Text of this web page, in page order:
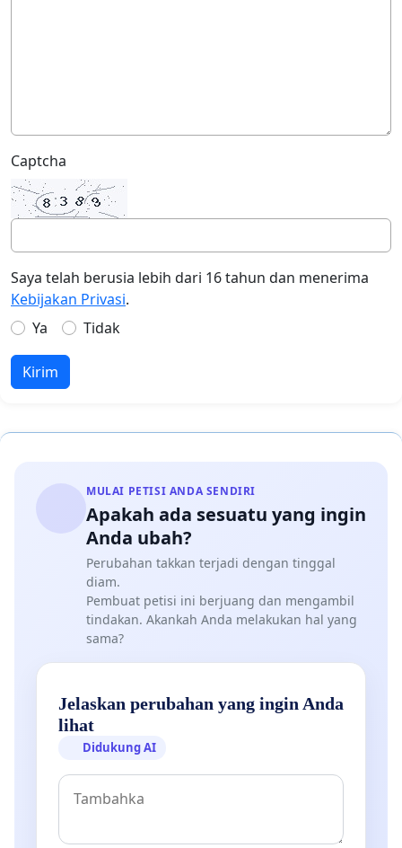
Captcha
Saya telah berusia lebih dari 16 tahun dan menerima
Kebijakan Privasi.
Ya
Tidak
Kirim
MULAI PETISI ANDA SENDIRI
Apakah ada sesuatu yang ingin
Anda ubah?
Perubahan takkan terjadi dengan tinggal
diam.
Pembuat petisi ini berjuang dan mengambil
tindakan. Akankah Anda melakukan hal yang
sama?
Jelaskan perubahan yang ingin Anda
lihat
Didukung AI